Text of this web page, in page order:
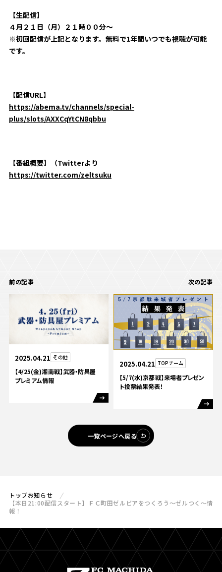
【生配信】
４月２１日（月）２１時００分～
※初回配信が上記となります。無料で1年間いつでも視聴が可能
です。
【配信URL】
https://abema.tv/channels/special-
plus/slots/AXXCqYtCN8qbbu
【番組概要】（Twitterより
https://twitter.com/zeltsuku
前の記事
2025.04.21 その他
【4/25(金)湘南戦】武器・防具屋
プレミアム情報
次の記事
2025.04.21 TOPチーム
【5/7(水)京都戦】来場者プレゼン
ト投票結果発表！
一覧ページへ戻る
トップお知らせ
【本日21:00配信スタート】ＦＣ町田ゼルビアをつくろう〜ゼルつく〜情
報！